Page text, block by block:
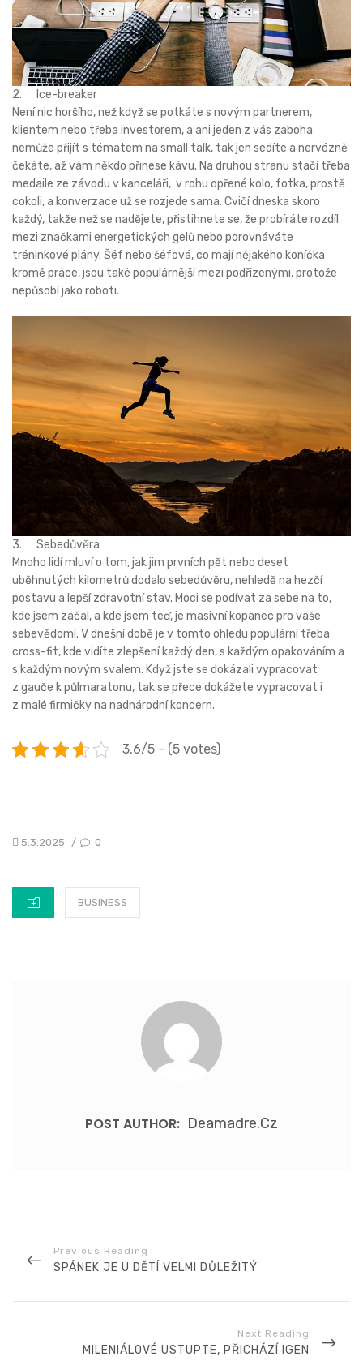
2. Ice-breaker
Není nic horšího, než když se potkáte s novým partnerem,
klientem nebo třeba investorem, a ani jeden z vás zaboha
nemůže přijít s tématem na small talk, tak jen sedíte a nervózně
čekáte, až vám někdo přinese kávu. Na druhou stranu stačí třeba
medaile ze závodu v kanceláři, v rohu opřené kolo, fotka, prostě
cokoli, a konverzace už se rozjede sama. Cvičí dneska skoro
každý, takže než se nadějete, přistihnete se, že probíráte rozdíl
mezi značkami energetických gelů nebo porovnáváte
tréninkové plány. Šéf nebo šéfová, co mají nějakého koníčka
kromě práce, jsou také populárnější mezi podřízenými, protože
nepůsobí jako roboti.
3. Sebedůvěra
Mnoho lidí mluví o tom, jak jim prvních pět nebo deset
uběhnutých kilometrů dodalo sebedůvěru, nehledě na hezčí
postavu a lepší zdravotní stav. Moci se podívat za sebe na to,
kde jsem začal, a kde jsem teď, je masivní kopanec pro vaše
sebevědomí. V dnešní době je v tomto ohledu populární třeba
cross-fit, kde vidíte zlepšení každý den, s každým opakováním a
s každým novým svalem. Když jste se dokázali vypracovat
z gauče k půlmaratonu, tak se přece dokážete vypracovat i
z malé firmičky na nadnárodní koncern.
3.6/5 - (5 votes)
POSTED
5.3.2025 / 0
CATEGORIES
BUSINESS
POST AUTHOR: Deamadre.cz
příspěvek
PREVIOUS
SPÁNEK JE U DĚTÍ VELMI DŮLEŽITÝ
NEXT
MILENIÁLOVÉ USTUPTE, PŘICHÁZÍ IGEN